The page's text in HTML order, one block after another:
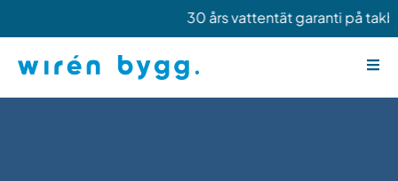
30 års vattentät garanti på